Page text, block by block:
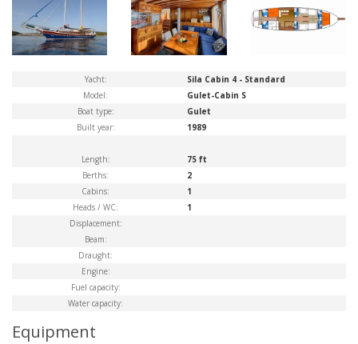
Yacht:
Sila Cabin 4 - Standard
Model:
Gulet-Cabin S
Boat type:
Gulet
Built year:
1989
Length:
75 ft
Berths:
2
Cabins:
1
Heads / WC:
1
Displacement:
Beam:
Draught:
Engine:
Fuel capacity:
Water capacity:
Equipment